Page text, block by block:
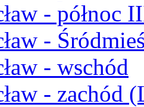
- północ
-
- wschód
- zachód